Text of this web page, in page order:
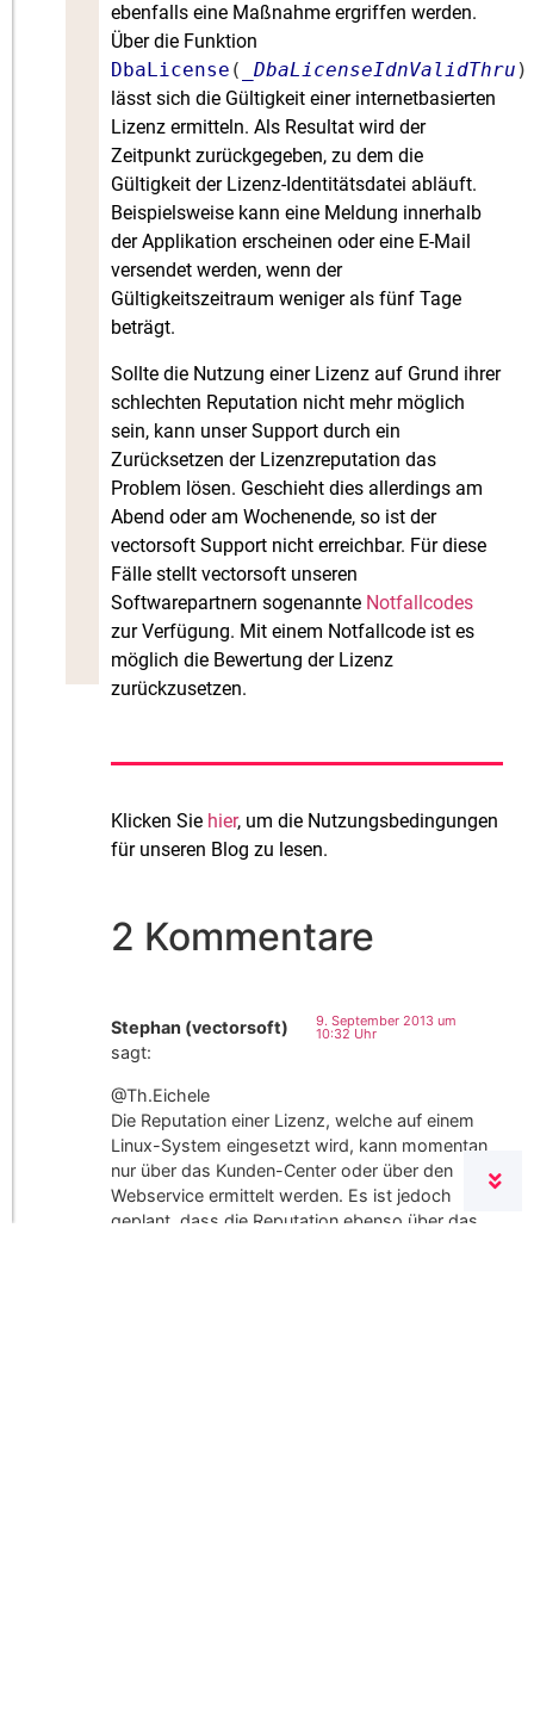
ebenfalls eine Maßnahme ergriffen werden.
Über die Funktion
DbaLicense ( _DbaLicenseIdnValidThru )
lässt sich die Gültigkeit einer internetbasierten
Lizenz ermitteln. Als Resultat wird der
Zeitpunkt zurückgegeben, zu dem die
Gültigkeit der Lizenz-Identitätsdatei abläuft.
Beispielsweise kann eine Meldung innerhalb
der Applikation erscheinen oder eine E-Mail
versendet werden, wenn der
Gültigkeitszeitraum weniger als fünf Tage
beträgt.
Sollte die Nutzung einer Lizenz auf Grund ihrer
schlechten Reputation nicht mehr möglich
sein, kann unser Support durch ein
Zurücksetzen der Lizenzreputation das
Problem lösen. Geschieht dies allerdings am
Abend oder am Wochenende, so ist der
vectorsoft Support nicht erreichbar. Für diese
Fälle stellt vectorsoft unseren
Softwarepartnern sogenannte Notfallcodes
zur Verfügung. Mit einem Notfallcode ist es
möglich die Bewertung der Lizenz
zurückzusetzen.
Klicken Sie hier, um die Nutzungsbedingungen
für unseren Blog zu lesen.
2 Kommentare
Stephan (vectorsoft)
sagt:
9. September 2013 um
10:32 Uhr
@Th.Eichele
Die Reputation einer Lizenz, welche auf einem
Linux-System eingesetzt wird, kann momentan
nur über das Kunden-Center oder über den
Webservice ermittelt werden. Es ist jedoch
geplant, dass die Reputation ebenso über das